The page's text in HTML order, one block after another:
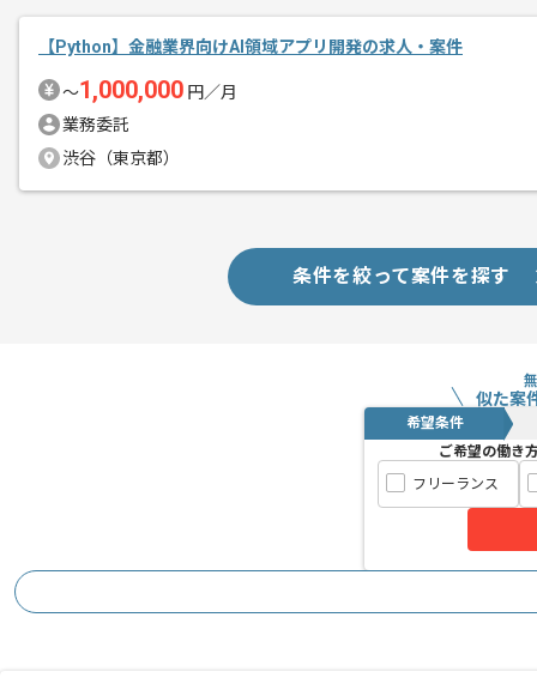
【Python】金融業界向けAI領域アプリ開発の求人・案件
〜1,000,000 円／月
業務委託
渋谷（東京都）
条件を絞って案件を探す
似た案
希望条件
ご希望の働き
フリーランス